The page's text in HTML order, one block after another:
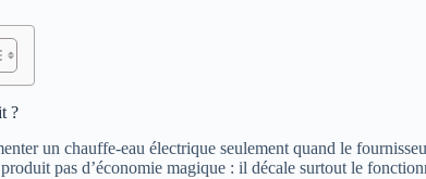
?
un chauffe-eau électrique seulement quand le
pas d’économie magique : il décale surtout le